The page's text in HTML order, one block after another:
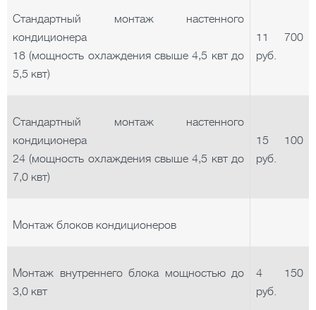
Стандартный монтаж настенного
кондиционера
18 (мощность охлаждения свыше 4,5 квт до
5,5 квт)
11 700
руб.
Стандартный монтаж настенного
кондиционера
24 (мощность охлаждения свыше 4,5 квт до
7,0 квт)
15 100
руб.
Монтаж блоков кондиционеров
Монтаж внутреннего блока мощностью до
3,0 квт
4 150
руб.